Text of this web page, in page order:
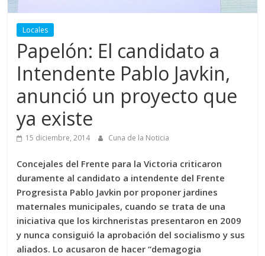
Locales
Papelón: El candidato a
Intendente Pablo Javkin,
anunció un proyecto que
ya existe
15 diciembre, 2014 Cuna de la Noticia
Concejales del Frente para la Victoria criticaron
duramente al candidato a intendente del Frente
Progresista Pablo Javkin por proponer jardines
maternales municipales, cuando se trata de una
iniciativa que los kirchneristas presentaron en 2009
y nunca consiguió la aprobación del socialismo y sus
aliados. Lo acusaron de hacer “demagogia